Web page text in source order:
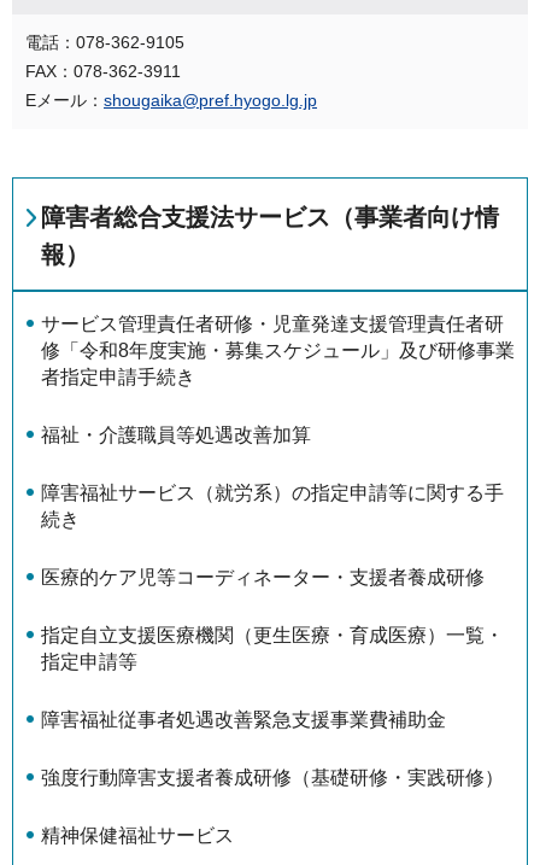
電話：078-362-9105
FAX：078-362-3911
Eメール： shougaika@pref.hyogo.lg.jp
障害者総合支援法サービス（事業者向け情
報）
サービス管理責任者研修・児童発達支援管理責任者研
修「令和8年度実施・募集スケジュール」及び研修事業
者指定申請手続き
福祉・介護職員等処遇改善加算
障害福祉サービス（就労系）の指定申請等に関する手
続き
医療的ケア児等コーディネーター・支援者養成研修
指定自立支援医療機関（更生医療・育成医療）一覧・
指定申請等
障害福祉従事者処遇改善緊急支援事業費補助金
強度行動障害支援者養成研修（基礎研修・実践研修）
精神保健福祉サービス